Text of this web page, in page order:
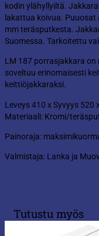
kodin ylähyllyiltä.
lakattua koivua.
mm teräsputkesta.
Suomessa. Tarkoitettu
LM 187 porrasjakkara
soveltuu erinomaisesti
keittiöjakkaraksi.
Leveys 410 x Syvyys 520
Materiaali: Kromi/
Painoraja:
Valmistaja: Lanka ja
Tutustu myös